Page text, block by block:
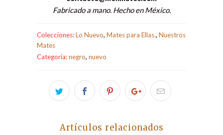
Fabricado a mano. Hecho en México.
Colecciones:Lo Nuevo, Mates para Ellas., Nuestros
Mates
Categoría:negro, nuevo
Artículos relacionados